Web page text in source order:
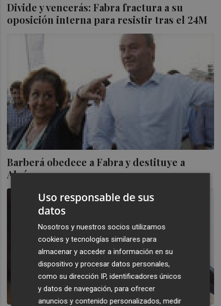
Divide y vencerás: Fabra fractura a su
oposición interna para resistir tras el 24M
Barberá obedece a Fabra y destituye a
Alcón
Uso responsable de sus
datos
Nosotros y nuestros socios utilizamos
cookies y tecnologías similares para
almacenar y acceder a información en su
dispositivo y procesar datos personales,
como su dirección IP, identificadores únicos
y datos de navegación, para ofrecer
anuncios y contenido personalizados, medir